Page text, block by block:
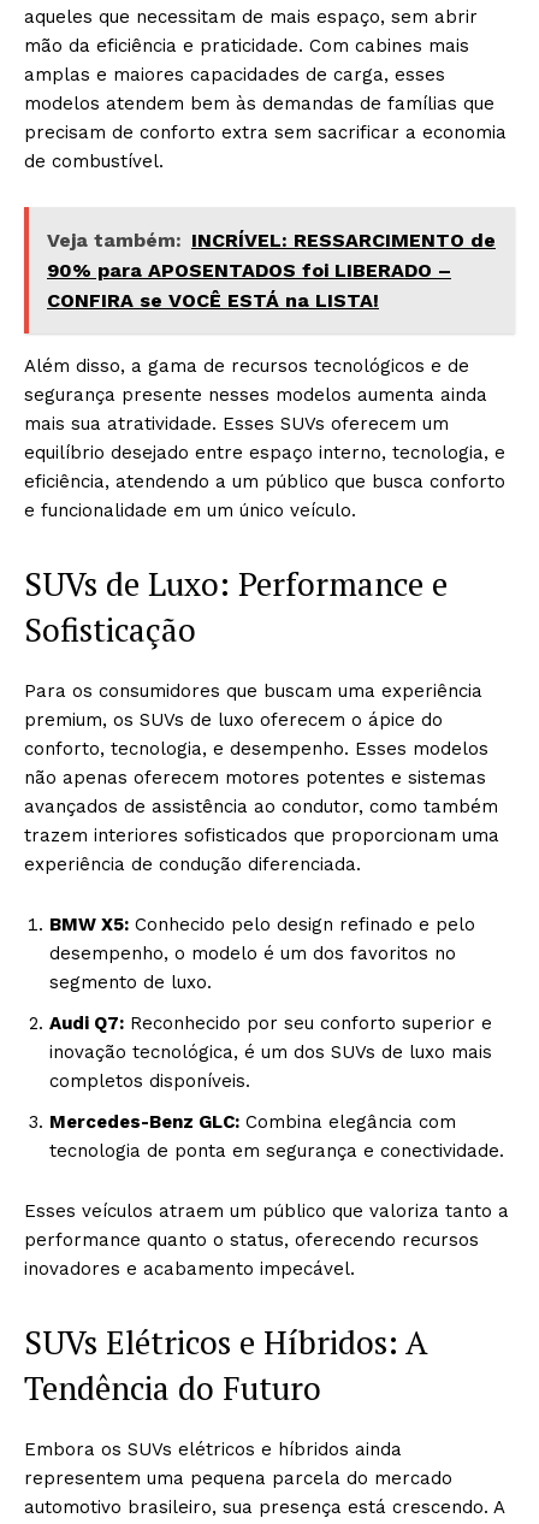
aqueles que necessitam de mais espaço, sem abrir
mão da eficiência e praticidade. Com cabines mais
amplas e maiores capacidades de carga, esses
modelos atendem bem às demandas de famílias que
precisam de conforto extra sem sacrificar a economia
de combustível.
Veja também: INCRÍVEL: RESSARCIMENTO de
90% para APOSENTADOS foi LIBERADO –
CONFIRA se VOCÊ ESTÁ na LISTA!
Além disso, a gama de recursos tecnológicos e de
segurança presente nesses modelos aumenta ainda
mais sua atratividade. Esses SUVs oferecem um
equilíbrio desejado entre espaço interno, tecnologia, e
eficiência, atendendo a um público que busca conforto
e funcionalidade em um único veículo.
SUVs de Luxo: Performance e
Sofisticação
Para os consumidores que buscam uma experiência
premium, os SUVs de luxo oferecem o ápice do
conforto, tecnologia, e desempenho. Esses modelos
não apenas oferecem motores potentes e sistemas
avançados de assistência ao condutor, como também
trazem interiores sofisticados que proporcionam uma
experiência de condução diferenciada.
BMW X5: Conhecido pelo design refinado e pelo
desempenho, o modelo é um dos favoritos no
segmento de luxo.
Audi Q7: Reconhecido por seu conforto superior e
inovação tecnológica, é um dos SUVs de luxo mais
completos disponíveis.
Mercedes-Benz GLC: Combina elegância com
tecnologia de ponta em segurança e conectividade.
Esses veículos atraem um público que valoriza tanto a
performance quanto o status, oferecendo recursos
inovadores e acabamento impecável.
SUVs Elétricos e Híbridos: A
Tendência do Futuro
Embora os SUVs elétricos e híbridos ainda
representem uma pequena parcela do mercado
automotivo brasileiro, sua presença está crescendo. A